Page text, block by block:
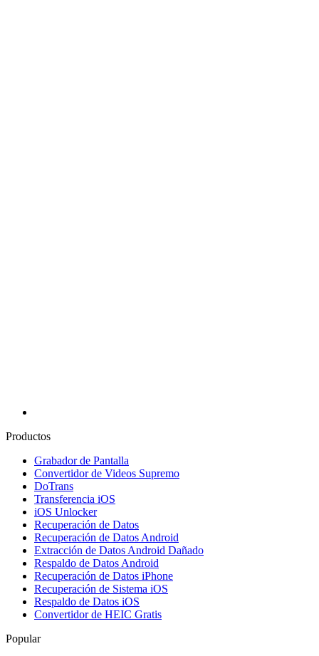
Productos
Grabador de Pantalla
Convertidor de Videos Supremo
DoTrans
Transferencia iOS
iOS Unlocker
Recuperación de Datos
Recuperación de Datos Android
Extracción de Datos Android Dañado
Respaldo de Datos Android
Recuperación de Datos iPhone
Recuperación de Sistema iOS
Respaldo de Datos iOS
Convertidor de HEIC Gratis
Popular